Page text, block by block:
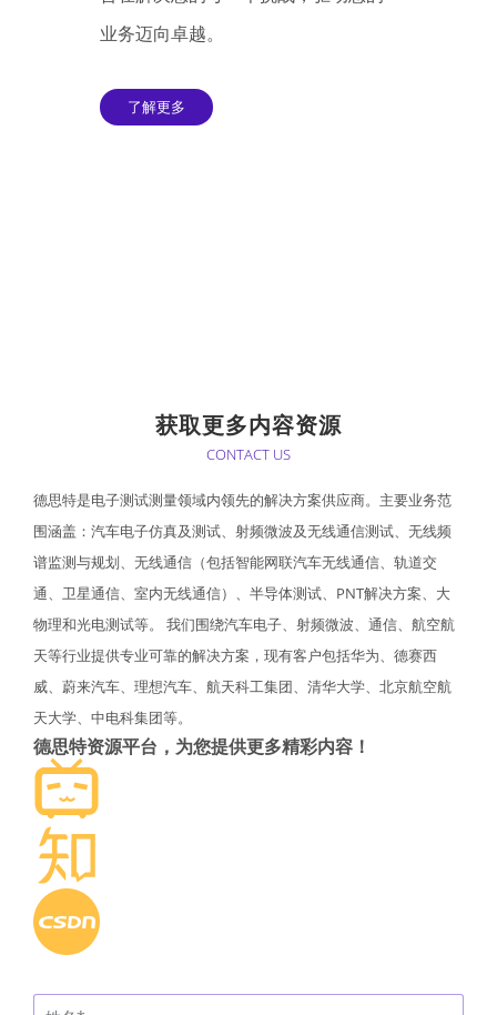
业务迈向卓越。
了解更多
获取更多内容资源
CONTACT US
德思特是电子测试测量领域内领先的解决方案供应商。主要业务范
围涵盖：汽车电子仿真及测试、射频微波及无线通信测试、无线频
谱监测与规划、无线通信（包括智能网联汽车无线通信、轨道交
通、卫星通信、室内无线通信）、半导体测试、PNT解决方案、大
物理和光电测试等。 我们围绕汽车电子、射频微波、通信、航空航
天等行业提供专业可靠的解决方案，现有客户包括华为、德赛西
威、蔚来汽车、理想汽车、航天科工集团、清华大学、北京航空航
天大学、中电科集团等。
德思特资源平台，为您提供更多精彩内容！